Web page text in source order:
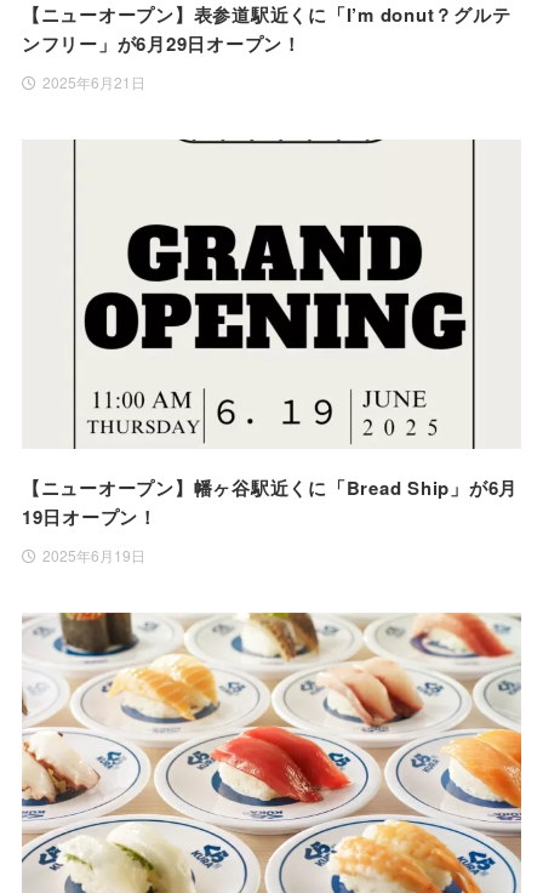
【ニューオープン】表参道駅近くに「I’m donut？グルテ
ンフリー」が6月29日オープン！
2025年6月21日
【ニューオープン】幡ヶ谷駅近くに「Bread Ship」が6月
19日オープン！
2025年6月19日